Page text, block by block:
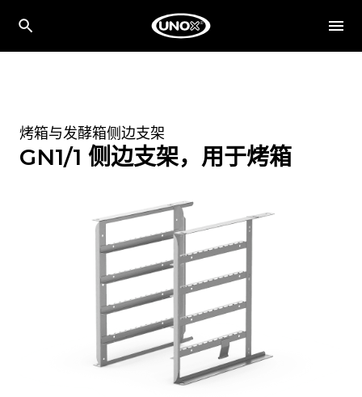
烤箱与发酵箱侧边支架
GN1/1 侧边支架，用于烤箱